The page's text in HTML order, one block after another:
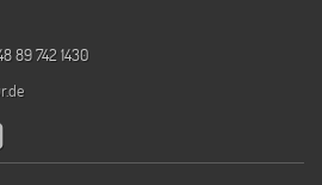
89 742 1430